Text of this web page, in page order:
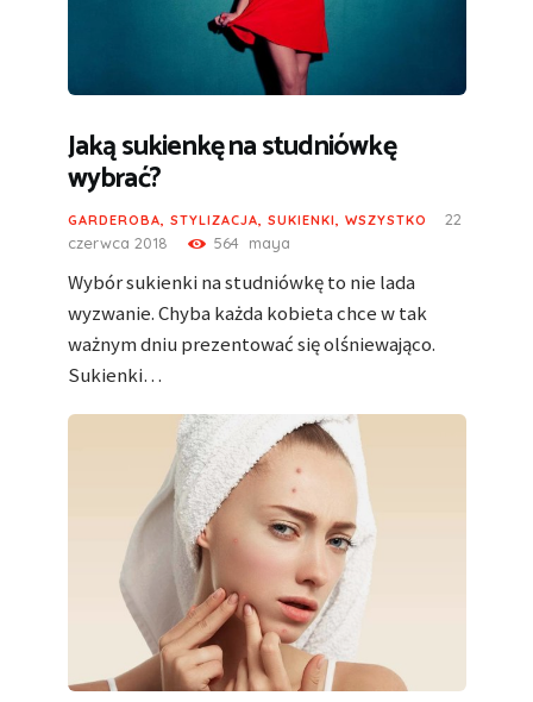
Jaką sukienkę na studniówkę
wybrać?
GARDEROBA, STYLIZACJA, SUKIENKI, WSZYSTKO
22
czerwca 2018
564 maya
Wybór sukienki na studniówkę to nie lada
wyzwanie. Chyba każda kobieta chce w tak
ważnym dniu prezentować się olśniewająco.
Sukienki…